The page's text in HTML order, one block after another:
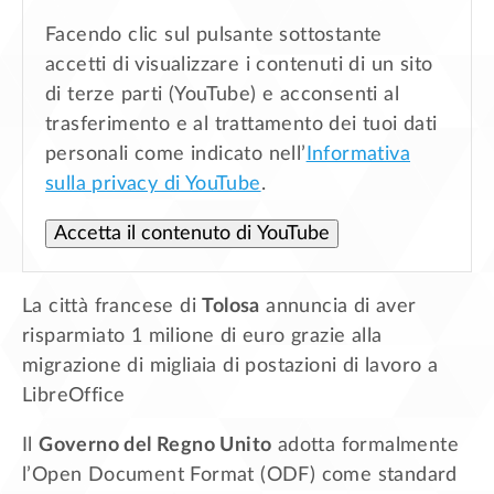
Facendo clic sul pulsante sottostante
accetti di visualizzare i contenuti di un sito
di terze parti (YouTube) e acconsenti al
trasferimento e al trattamento dei tuoi dati
personali come indicato nell’ Informativa
sulla privacy di YouTube.
Accetta il contenuto di YouTube
La città francese diTolosa annuncia di aver
risparmiato 1 milione di euro grazie alla
migrazione di migliaia di postazioni di lavoro a
LibreOffice
IlGoverno del Regno Unito adotta formalmente
l’Open Document Format (ODF) come standard